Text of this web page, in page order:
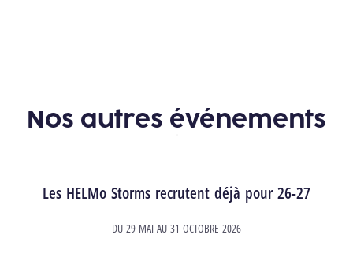
Nos autres événements
Les HELMo Storms recrutent déjà pour 26-27
DU 29 MAI AU 31 OCTOBRE 2026